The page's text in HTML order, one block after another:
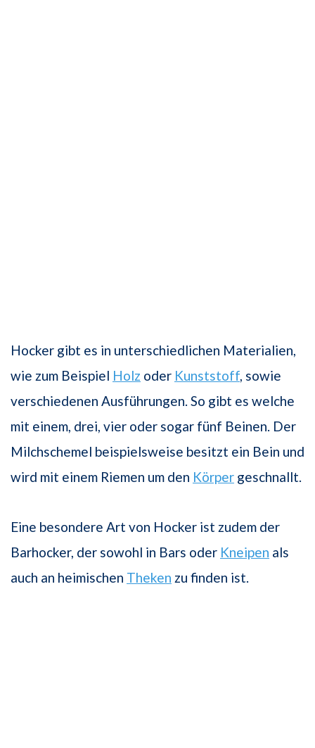
Hocker gibt es in unterschiedlichen Materialien,
wie zum Beispiel Holz oder Kunststoff, sowie
verschiedenen Ausführungen. So gibt es welche
mit einem, drei, vier oder sogar fünf Beinen. Der
Milchschemel beispielsweise besitzt ein Bein und
wird mit einem Riemen um den Körper geschnallt.
Eine besondere Art von Hocker ist zudem der
Barhocker, der sowohl in Bars oder Kneipen als
auch an heimischen Theken zu finden ist.